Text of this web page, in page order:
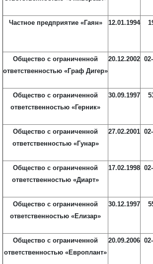
Частное предприятие «Гаян» 12.01.1994
Общество с ограниченной
ответственностью «Граф Дигер»
20.12.2002
Общество с ограниченной
ответственностью «Герник»
30.09.1997
Общество с ограниченной
ответственностью «Гунар»
27.02.2001
Общество с ограниченной
ответственностью «Диарт»
17.02.1998
Общество с ограниченной
ответственностью «Елизар»
30.12.1997
Общество с ограниченной
ответственностью «Европлант»
20.09.2006